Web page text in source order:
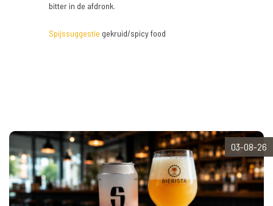
bitter in de afdronk.
Spijssuggestie gekruid/spicy food
03-08-26